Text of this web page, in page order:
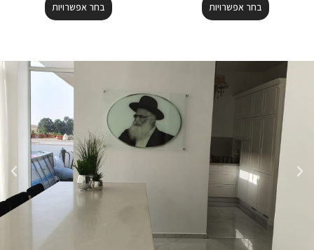
בחר אפשרויות בחר אפשרויות